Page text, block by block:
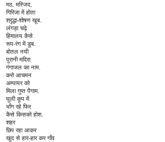
मठ, मस्जिद,
गिरिजा में होता
श्रृद्धा-शोषण खूब.
लंगड़ा चढ़े
हिमालय कैसे
रूप-रंग में डूब.
बोतल नयी
पुरानी मदिरा
गंगाजल का नाम.
करो आचमन
अम्पायर को
मिला गुप्त पैगाम.
घुली कूप में
भाँग रहे फिर
कैसे किसको होश.
शहर
छिप रहा आकर
खुद से हार-हार कर गाँव